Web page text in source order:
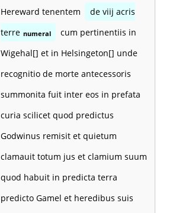
Hereward tenentem
de viij acris
terre numeral
cum pertinentiis in
Wigehal[] et in Helsingeton[] unde
recognitio de morte antecessoris
summonita fuit inter eos in prefata
curia scilicet quod predictus
Godwinus remisit et quietum
clamauit totum jus et clamium suum
quod habuit in predicta terra
predicto Gamel et heredibus suis